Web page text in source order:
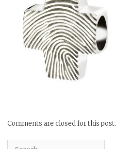
Comments are closed for this post.